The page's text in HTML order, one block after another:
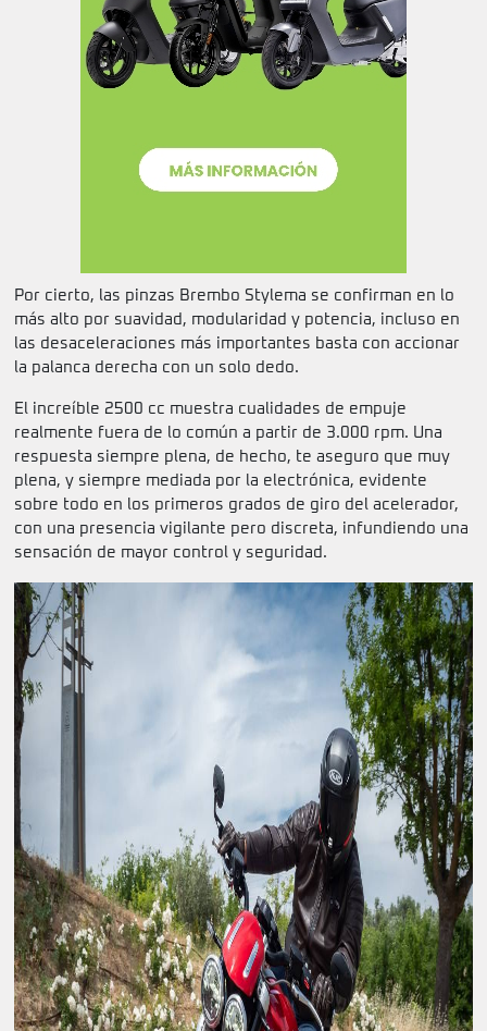
Por cierto, las pinzas Brembo Stylema se confirman en lo
más alto por suavidad, modularidad y potencia, incluso en
las desaceleraciones más importantes basta con accionar
la palanca derecha con un solo dedo.
El increíble 2500 cc muestra cualidades de empuje
realmente fuera de lo común a partir de 3.000 rpm. Una
respuesta siempre plena, de hecho, te aseguro que muy
plena, y siempre mediada por la electrónica, evidente
sobre todo en los primeros grados de giro del acelerador,
con una presencia vigilante pero discreta, infundiendo una
sensación de mayor control y seguridad.